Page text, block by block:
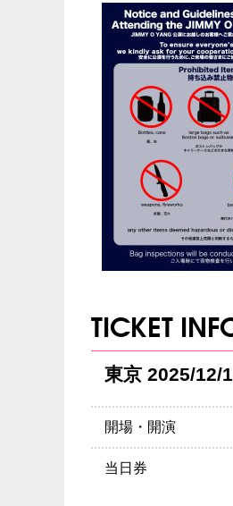
TICKET
東京 2025/12/
開場・開演
当日券